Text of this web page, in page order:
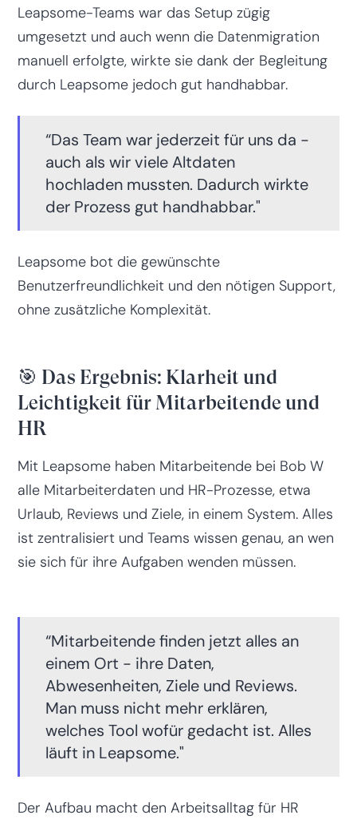
Leapsome-Teams war das Setup zügig
umgesetzt und auch wenn die Datenmigration
manuell erfolgte, wirkte sie dank der Begleitung
durch Leapsome jedoch gut handhabbar.
“Das Team war jederzeit für uns da -
auch als wir viele Altdaten
hochladen mussten. Dadurch wirkte
der Prozess gut handhabbar."
Leapsome bot die gewünschte
Benutzerfreundlichkeit und den nötigen Support,
ohne zusätzliche Komplexität.
🎯 Das Ergebnis: Klarheit und
Leichtigkeit für Mitarbeitende und
HR
Mit Leapsome haben Mitarbeitende bei Bob W
alle Mitarbeiterdaten und HR-Prozesse, etwa
Urlaub, Reviews und Ziele, in einem System. Alles
ist zentralisiert und Teams wissen genau, an wen
sie sich für ihre Aufgaben wenden müssen.
“Mitarbeitende finden jetzt alles an
einem Ort - ihre Daten,
Abwesenheiten, Ziele und Reviews.
Man muss nicht mehr erklären,
welches Tool wofür gedacht ist. Alles
läuft in Leapsome."
Der Aufbau macht den Arbeitsalltag für HR